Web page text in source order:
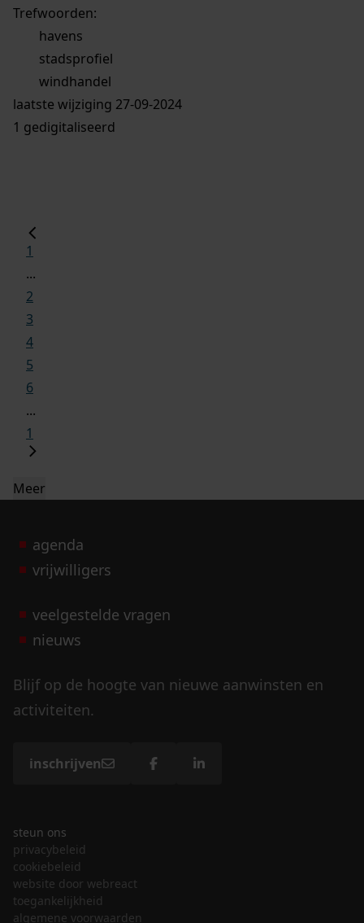
Trefwoorden:
havens
stadsprofiel
windhandel
laatste wijziging 27-09-2024
1 gedigitaliseerd
1
...
2
3
4
5
6
...
1
Meer
agenda
vrijwilligers
veelgestelde vragen
nieuws
Blijf op de hoogte van nieuwe aanwinsten en
activiteiten.
inschrijven
steun ons
privacybeleid
cookiebeleid
website door webreact
toegankelijkheid
algemene voorwaarden